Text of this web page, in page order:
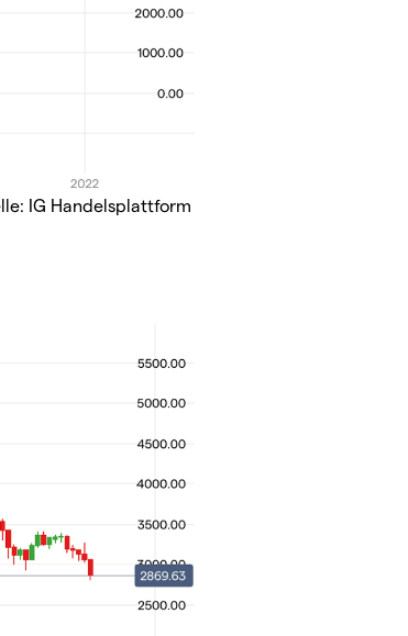
IG Handelsplattform